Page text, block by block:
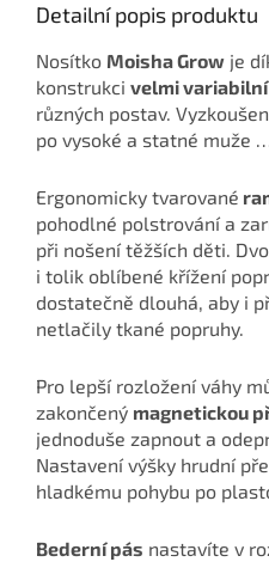
Detailní popis produktu
Nosítko Moisha Grow je
konstrukci velmi variabilní
různých postav.
po vysoké a statné muže
Ergonomicky tvarované
pohodlné polstrování a
při nošení těžších děti.
i tolik oblíbené křížení
dostatečně dlouhá, aby i
netlačily tkané popruhy.
Pro lepší rozložení váhy
zakončený magnetickou
jednoduše zapnout a
Nastavení výšky hrudní
hladkému pohybu po
Bederní pás nastavíte v